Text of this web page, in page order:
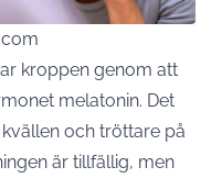
kroppen genom att
melatonin. Det
och tröttare på
är tillfällig, men